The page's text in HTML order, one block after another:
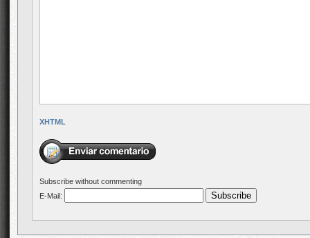
XHTML
Subscribe without commenting
E-Mail: